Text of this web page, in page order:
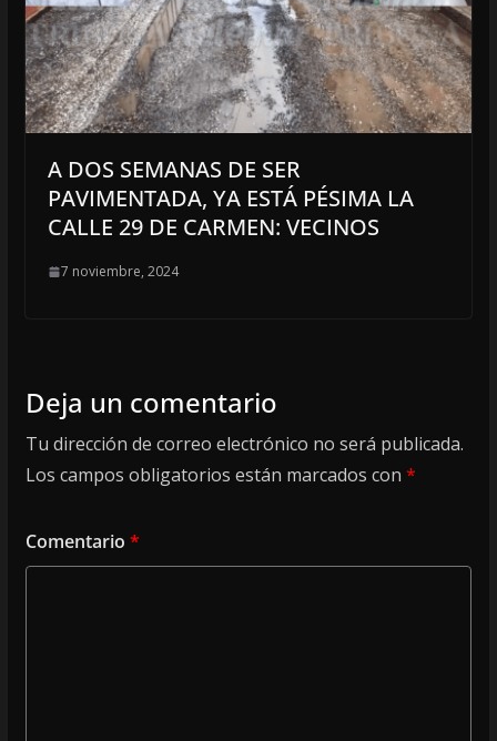
A DOS SEMANAS DE SER
PAVIMENTADA, YA ESTÁ PÉSIMA LA
CALLE 29 DE CARMEN: VECINOS
7 noviembre, 2024
Deja un comentario
Tu dirección de correo electrónico no será publicada.
Los campos obligatorios están marcados con *
Comentario *